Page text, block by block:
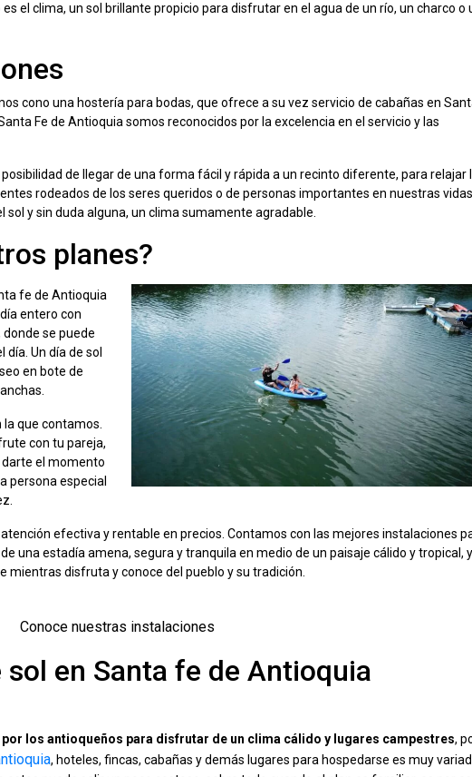
el clima, un sol brillante propicio para disfrutar en el agua de un río, un charco o
cono una hostería para bodas, que ofrece a su vez servicio de cabañas en
Fe de Antioquia somos reconocidos por la excelencia en el servicio y las
de llegar de una forma fácil y rápida a un recinto diferente, para relajar
rodeados de los seres queridos o de personas importantes en nuestras
sol y sin duda alguna, un clima sumamente agradable.
planes?
fe de Antioquia
entero con
se puede
Un día de sol
en bote de
la que contamos.
con tu pareja,
el momento
persona especial
efectiva y rentable en precios. Contamos con las mejores instalaciones
una estadía amena, segura y tranquila en medio de un paisaje cálido y tropical, y
mientras disfruta y conoce del pueblo y su tradición.
Conoce nuestras instalaciones
en Santa fe de Antioquia
los antioqueños para disfrutar de un clima cálido y lugares campestres,
, hoteles, fincas, cabañas y demás lugares para hospedarse es muy